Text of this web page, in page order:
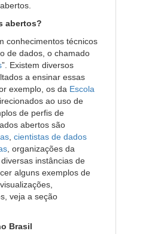
abertos?
conhecimentos técnicos
de dados, o chamado
”. Existem diversos
a ensinar essas
exemplo, os da Escola
ao uso de
de perfis de
abertos são
cientistas de dados
, organizações da
instâncias de
alguns exemplos de
veja a seção
Brasil